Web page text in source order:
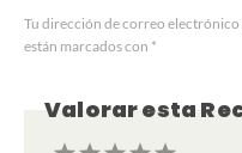
Tu dirección de correo electrónico
están marcados con *
Valorar esta